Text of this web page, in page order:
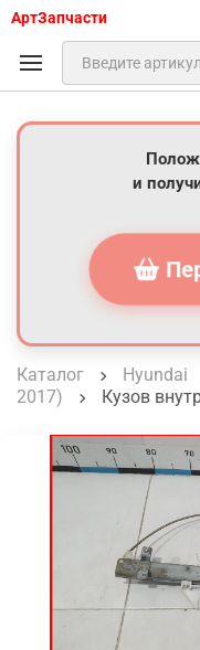
АртЗапчасти
и
Каталог Hyundai
2017)
Кузов